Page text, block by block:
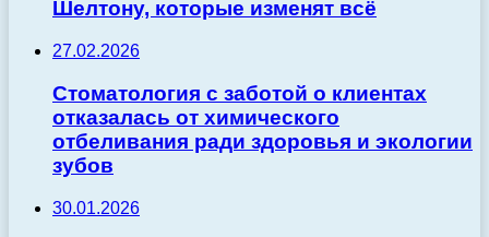
Шелтону, которые изменят всё
27.02.2026
Стоматология с заботой о клиентах
отказалась от химического
отбеливания ради здоровья и экологии
зубов
30.01.2026